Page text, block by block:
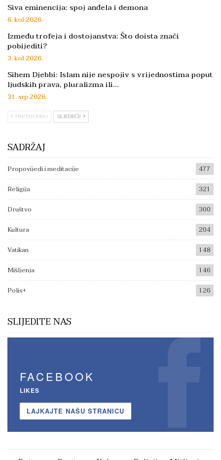
Siva eminencija: spoj anđela i demona
6. kol 2026.
Između trofeja i dostojanstva: Što doista znači
pobijediti?
3. kol 2026.
Sihem Djebbi: Islam nije nespojiv s vrijednostima poput
ljudskih prava, pluralizma ili…
31. srp 2026.
PRETHODNO SLJEDEĆE
SADRŽAJ
Propovijedi i meditacije
477
Religija
321
Društvo
300
Kultura
204
Vatikan
148
Mišljenja
146
Polis+
126
SLIJEDITE NAS
FACEBOOK
LIKES
LAJKAJTE NAŠU STRANICU